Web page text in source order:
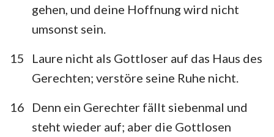
gehen, und deine Hoffnung wird nicht
umsonst sein.
15
Laure nicht als Gottloser auf das Haus des
Gerechten; verstöre seine Ruhe nicht.
16
Denn ein Gerechter fällt siebenmal und
steht wieder auf; aber die Gottlosen